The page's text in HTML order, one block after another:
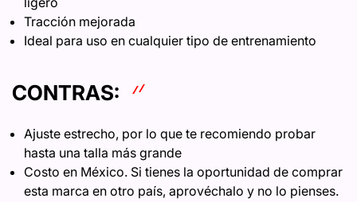
Tracción mejorada
Ideal para uso en cualquier tipo de entrenamiento
CONTRAS:
Ajuste estrecho, por lo que te recomiendo probar
hasta una talla más grande
Costo en México. Si tienes la oportunidad de comprar
esta marca en otro país, aprovéchalo y no lo pienses.